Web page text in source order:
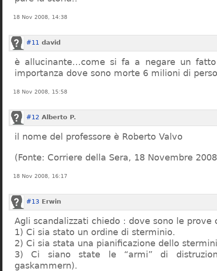
18 Nov 2008, 14:38
#11 david
è allucinante…come si fa a negare un
importanza dove sono morte 6 milioni di
18 Nov 2008, 15:58
#12 Alberto P.
il nome del professore è Roberto Valvo
(Fonte: Corriere della Sera, 18 Novembre
18 Nov 2008, 16:17
#13 Erwin
Agli scandalizzati chiedo : dove sono le prove
1) Ci sia stato un ordine di sterminio.
2) Ci sia stata una pianificazione dello
3) Ci siano state le “armi” di
gaskammern).